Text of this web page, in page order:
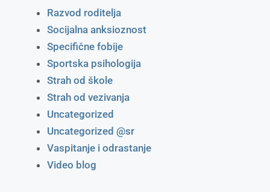
Razvod roditelja
Socijalna anksioznost
Specifične fobije
Sportska psihologija
Strah od škole
Strah od vezivanja
Uncategorized
Uncategorized @sr
Vaspitanje i odrastanje
Video blog